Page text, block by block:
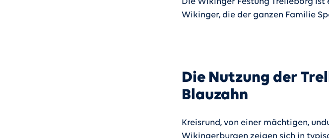
Wikinger, die der ganzen Familie
Die Nutzung der
Blauzahn
Kreisrund, von einer mächtigen,